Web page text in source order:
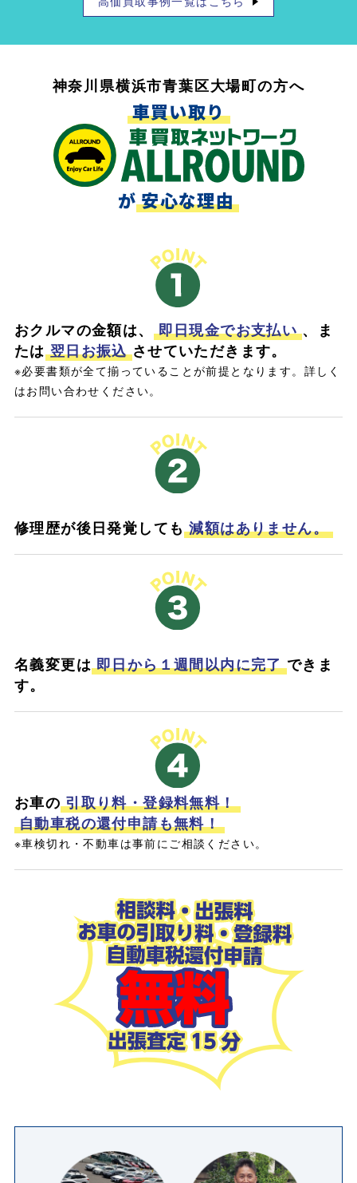
神奈川県横浜市青葉区大場町の方へ
車買い取り
が安心な理由
おクルマの金額は、 即日現金でお支払い 、ま
たは 翌日お振込 させていただきます。
※必要書類が全て揃っていることが前提となります。詳しく
はお問い合わせください。
修理歴が後日発覚しても 減額はありません。
名義変更は 即日から１週間以内に完了 できま
す。
お車の 引取り料・登録料無料！
自動車税の還付申請も無料！
※車検切れ・不動車は事前にご相談ください。